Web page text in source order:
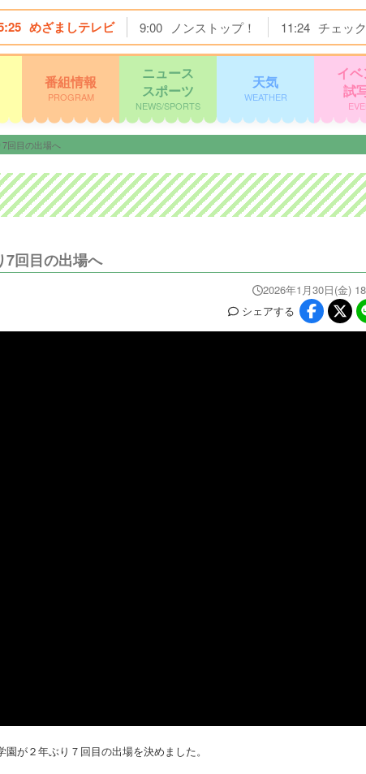
めざましテレビ 9:00 ノンストップ！ 11:24 チェッ
番組情報
PROGRAM
ニュース
スポーツ
NEWS/SPORTS
天気
WEATHER
イ
試
回目の出場へ
回目の出場へ
2026年1月30日(金)
シェアする
が２年ぶり７回目の出場を決めました。